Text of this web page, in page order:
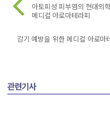
아토피성 피부염의 현대의
메디컬 아로마테라피
감기 예방을 위한 메디컬 아로마
관련기사